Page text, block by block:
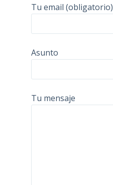
Tu email (obligatorio)
Asunto
Tu mensaje